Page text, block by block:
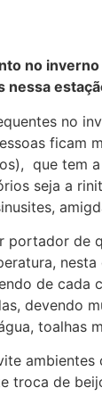
no
nessa
no
ficam
que
seja a
portador
de
devendo
toalhas
troca de